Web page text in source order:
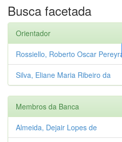
Busca facetada
Orientador
Rossiello, Roberto Oscar Pereyra
Silva, Eliane Maria Ribeiro da
Membros da Banca
Almeida, Dejair Lopes de